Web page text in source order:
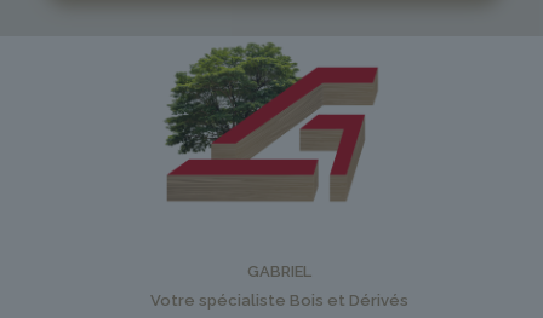
GABRIEL
Votre spécialiste Bois et Dérivés